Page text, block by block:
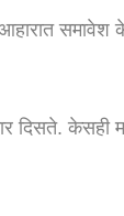
समावेश
दिसते. केसही